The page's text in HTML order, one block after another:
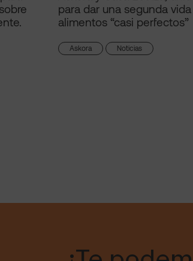
para dar una segunda
alimentos “casi perfectos”
Askora Noticias